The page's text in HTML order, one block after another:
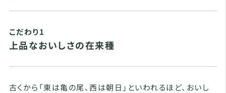
こだわり1
上品なおいしさの在来種
古くから「東は亀の尾、西は朝日」といわれるほど、おいし